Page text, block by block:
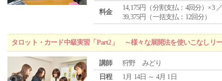
料金
14,175円（分割支払：4回分）×3
39,375円（一括支払：12回分）
タロット・カード中級実習「Part2」 ～様々な展開法を使いこなしリ
講師
狩野 みどり
日程
1月 14日 ～ 4月 1日